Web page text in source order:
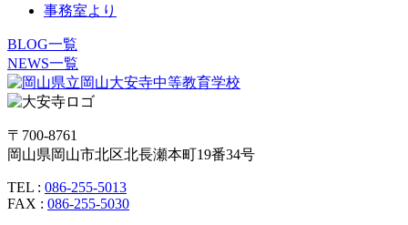
事務室より
BLOG一覧
NEWS一覧
〒700-8761
岡山県岡山市北区北長瀬本町19番34号
TEL : 086-255-5013
FAX : 086-255-5030